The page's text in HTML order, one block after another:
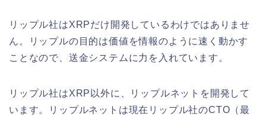
リップル社はXRPだけ開発しているわけではありませ
ん。リップルの目的は価値を情報のように速く動かす
ことなので、送金システムに力を入れています。
リップル社はXRP以外に、リップルネットを開発して
います。リップルネットは現在リップル社のCTO（最